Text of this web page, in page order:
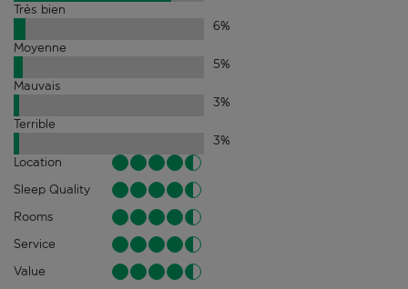
Très bien
6%
Moyenne
5%
Mauvais
3%
Terrible
3%
Location
Sleep Quality
Rooms
Service
Value